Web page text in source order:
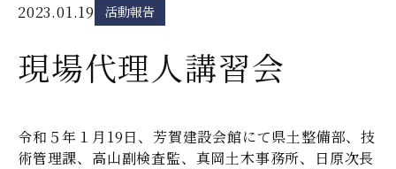
2023.01.19 活動報告
現場代理人講習会
令和５年１月19日、芳賀建設会館にて県土整備部、技
術管理課、高山副検査監、真岡土木事務所、日原次長